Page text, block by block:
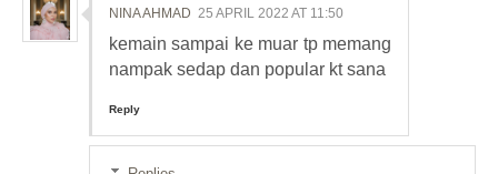
NINA AHMAD 25 APRIL 2022 AT 11:50
kemain sampai ke muar tp memang
nampak sedap dan popular kt sana
Reply